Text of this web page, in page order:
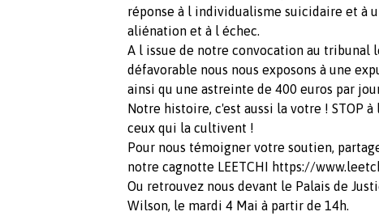
réponse à l individualisme suicidaire et à
aliénation et à l échec.
A l issue de notre convocation au tribunal
défavorable nous nous exposons à une
ainsi qu une astreinte de 400 euros par
Notre histoire, c'est aussi la votre ! STOP
ceux qui la cultivent !
Pour nous témoigner votre soutien,
notre cagnotte LEETCHI https://
Ou retrouvez nous devant le Palais de
Wilson, le mardi 4 Mai à partir de 14h.